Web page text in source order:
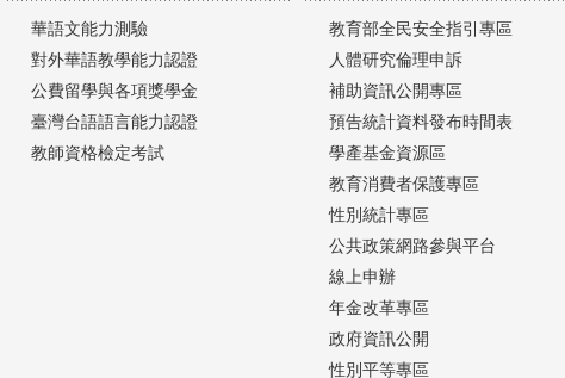
華語文能力測驗
對外華語教學能力認證
公費留學與各項獎學金
臺灣台語語言能力認證
教師資格檢定考試
教育部全民安全指引專區
人體研究倫理申訴
補助資訊公開專區
預告統計資料發布時間表
學產基金資源區
教育消費者保護專區
性別統計專區
公共政策網路參與平台
線上申辦
年金改革專區
政府資訊公開
性別平等專區